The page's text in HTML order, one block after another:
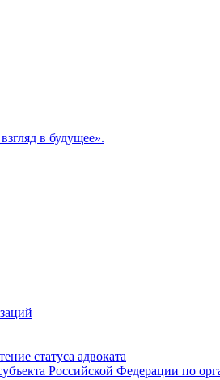
в будущее».
статуса адвоката
Российской Федерации по